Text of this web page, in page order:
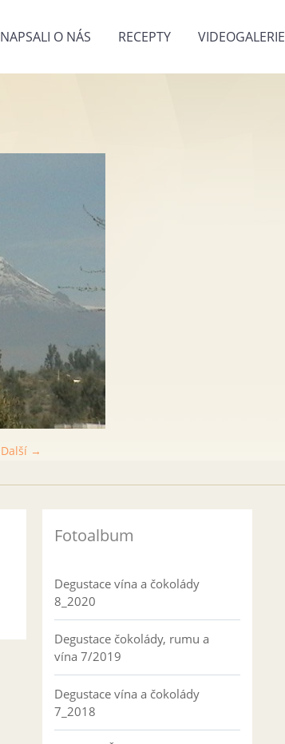
NAPSALI O NÁS RECEPTY VIDEOGALERIE
Další →
Fotoalbum
Degustace vína a čokolády
8_2020
Degustace čokolády, rumu a
vína 7/2019
Degustace vína a čokolády
7_2018